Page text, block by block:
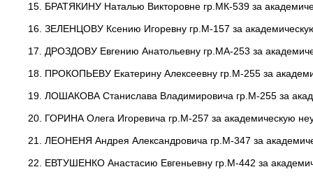
15. БРАТЯКИНУ Наталью Викторовне гр.МК-539 за
16. ЗЕЛЕНЦОВУ Ксению Игоревну гр.М-157 за
17. ДРОЗДОВУ Евгению Анатольевну гр.МА-253 за
18. ПРОКОПЬЕВУ Екатерину Алексеевну гр.М-255 за
19. ЛОШАКОВА Станислава Владимировича гр.М-255 за
20. ГОРИНА Олега Игоревича гр.М-257 за академическую
21. ЛЕОНЕНЯ Андрея Александровича гр.М-347 за
22. ЕВТУШЕНКО Анастасию Евгеньевну гр.М-442 за